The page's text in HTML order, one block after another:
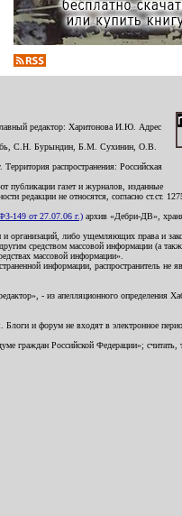
редактор: Харитонова И.Ю. Адрес
С.Н. Бурындин, Б.М. Сухинин, О.В.
распространения: Российская
публикации газет и журналов, изданные
редакции не относятся, согласно ст.ст.
149 от 27.07.06 г.) архив «Дебри-ДВ»,
организаций, либо ущемляющих права и
средством массовой информации (а
массовой информации».
информации, распространитель не
- из апелляционного определения
и форум не входят в электронное
граждан Российской Федерации»; считать,